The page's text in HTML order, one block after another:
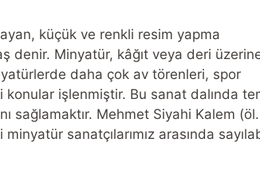
küçük ve renkli resim yapma
denir. Minyatür, kâğıt veya deri
daha çok av törenleri, spor
işlenmiştir. Bu sanat dalında
sağlamaktır. Mehmet Siyahi Kalem (öl.
sanatçılarımız arasında